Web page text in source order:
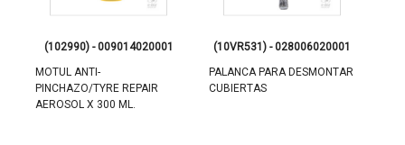
(102990) - 009014020001
MOTUL ANTI-
PINCHAZO/TYRE REPAIR
AEROSOL X 300 ML.
(10VR531) - 028006020001
PALANCA PARA DESMONTAR
CUBIERTAS